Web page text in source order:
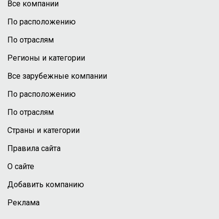
Все компании
По расположению
По отраслям
Регионы и категории
Все зарубежные компании
По расположению
По отраслям
Страны и категории
Правила сайта
О сайте
Добавить компанию
Реклама